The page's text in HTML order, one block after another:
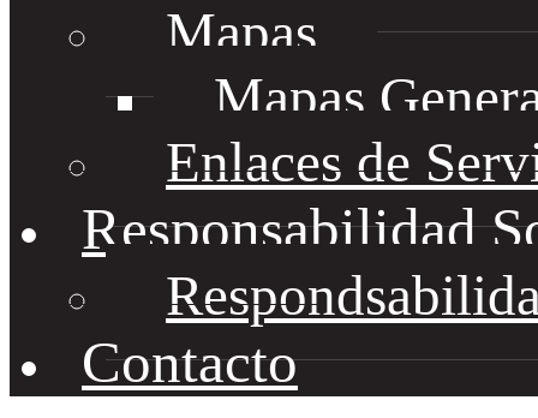
Mapas
Mapas
Enlaces de
Responsabilidad
Contacto